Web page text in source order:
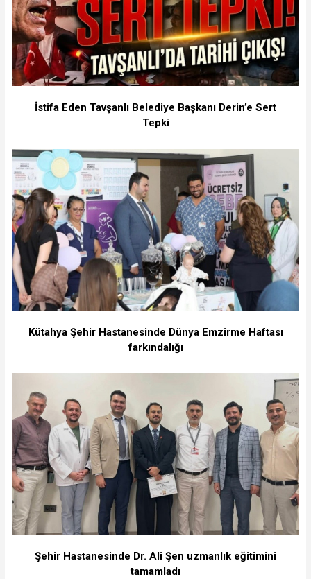
İstifa Eden Tavşanlı Belediye Başkanı Derin’e Sert
Tepki
Kütahya Şehir Hastanesinde Dünya Emzirme Haftası
farkındalığı
Şehir Hastanesinde Dr. Ali Şen uzmanlık eğitimini
tamamladı